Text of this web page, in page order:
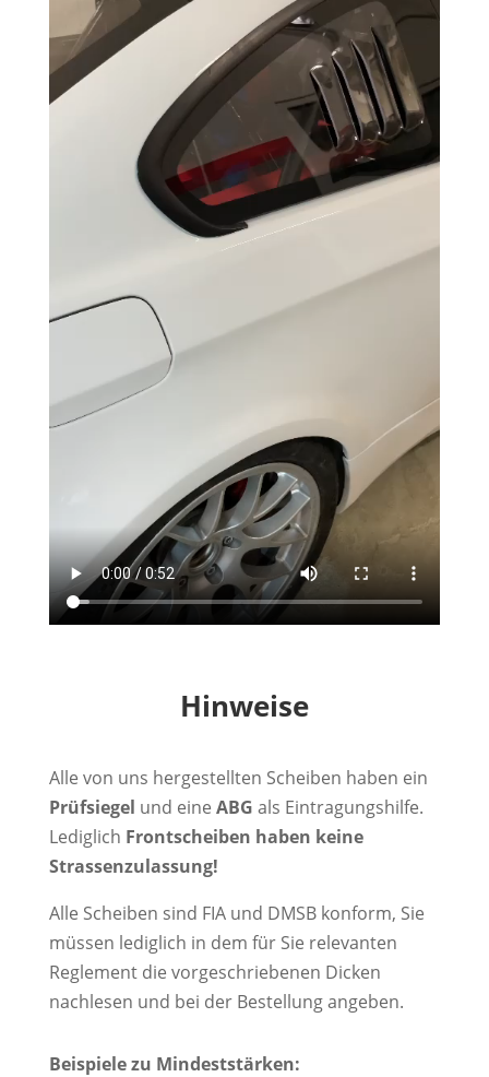
Hinweise
Alle von uns hergestellten Scheiben haben ein
Prüfsiegel und eine ABG als Eintragungshilfe.
Lediglich Frontscheiben haben keine
Strassenzulassung!
Alle Scheiben sind FIA und DMSB konform, Sie
müssen lediglich in dem für Sie relevanten
Reglement die vorgeschriebenen Dicken
nachlesen und bei der Bestellung angeben.
Beispiele zu Mindeststärken: